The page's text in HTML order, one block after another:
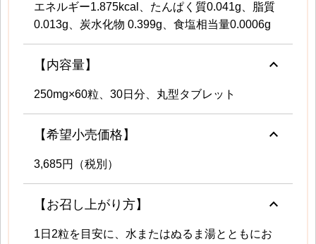
エネルギー1.875kcal、たんぱく質0.041g、脂質
0.013g、炭水化物 0.399g、食塩相当量0.0006g
【内容量】 keyboard_arrow_up
250mg×60粒、30日分、丸型タブレット
【希望小売価格】 keyboard_arrow_up
3,685円（税別）
【お召し上がり方】 keyboard_arrow_up
1日2粒を目安に、水またはぬるま湯とともにお